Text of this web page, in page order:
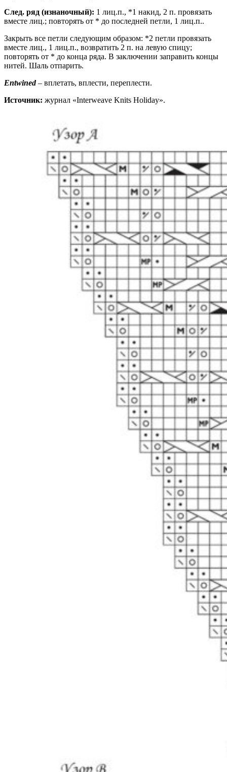
След. ряд (изнаночный): 1 лиц.п., *1 накид, 2 п. провязать
вместе лиц.; повторять от * до последней петли, 1 лиц.п..
Закрыть все петли следующим образом: *2 петли провязать
вместе лиц., 1 лиц.п., возвратить 2 п. на левую спицу;
повторять от * до конца ряда. В заключении заправить концы
нитей. Шаль отпарить.
Entwined– вплетать, вплести, переплести.
Источник: журнал «Interweave Knits Holiday».